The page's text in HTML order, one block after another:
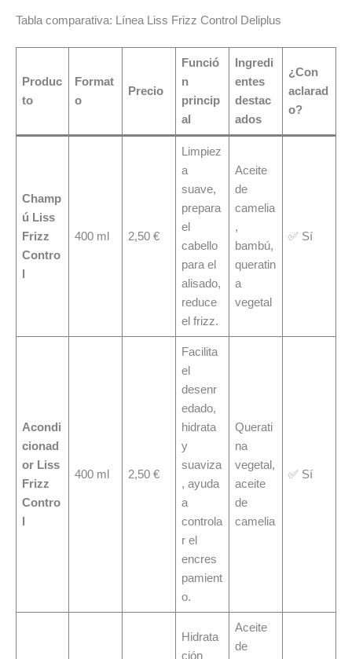
Tabla comparativa: Línea Liss Frizz Control Deliplus
Produc
to
Format
o
Precio
Funció
n
princip
al
Ingredi
entes
destac
ados
¿Con
aclarad
o?
Champ
ú Liss
Frizz
Contro
400 ml 2,50 €
Limpiez
a
suave,
prepara
el
cabello
para el
alisado,
reduce
el frizz.
Aceite
de
camelia
,
bambú,
queratin
a
vegetal
✅ Sí
Acondi
cionad
or Liss
Frizz
Contro
400 ml 2,50 €
Facilita
el
desenr
edado,
hidrata
y
suaviza
, ayuda
a
controla
r el
encres
pamient
o.
Querati
na
vegetal,
aceite
de
camelia
✅ Sí
Hidrata
ción
Aceite
de